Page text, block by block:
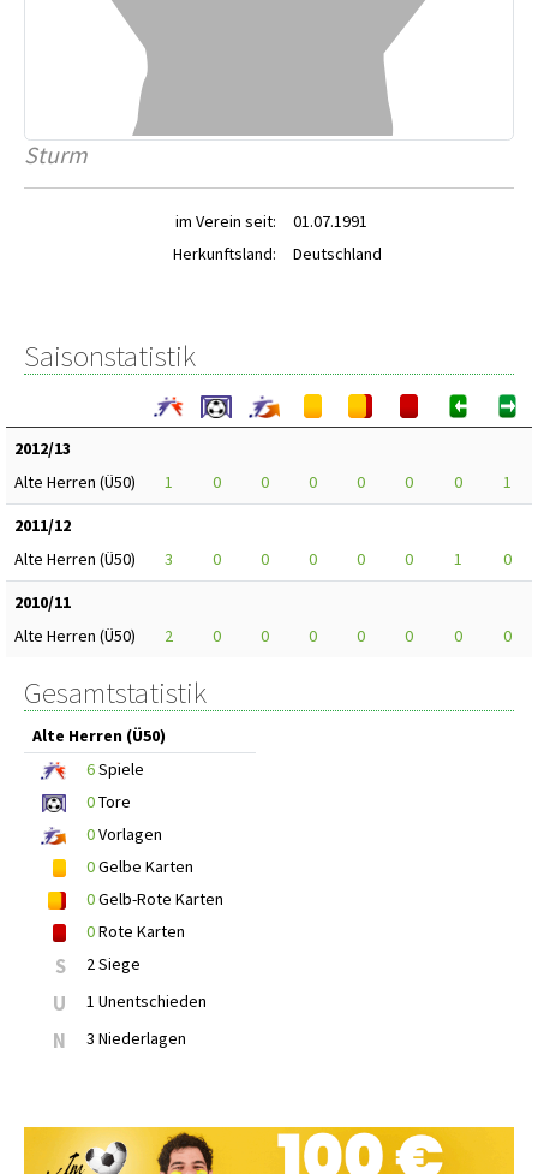
Sturm
im Verein seit:
01.07.1991
Herkunftsland:
Deutschland
Saisonstatistik
2012/13
Alte Herren (Ü50)
1 0 0 0 0 0 0
1
2011/12
Alte Herren (Ü50)
3 0 0 0 0 0 1
0
2010/11
Alte Herren (Ü50)
2 0 0 0 0 0 0 0
Gesamtstatistik
Alte Herren (Ü50)
6Spiele
0Tore
0Vorlagen
0Gelbe Karten
0Gelb-Rote Karten
0Rote Karten
S 2 Siege
U 1 Unentschieden
N 3 Niederlagen